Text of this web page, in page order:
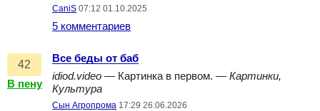
CaniS 07:12 01.10.2025
5 комментариев
42
В пену
Все беды от баб
idiod.video — Картинка в первом. — Картинки,
Культура
Сын Агропрома 17:29 26.06.2026